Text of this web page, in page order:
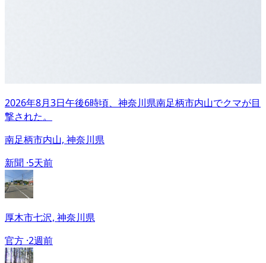
2026年8月3日午後6時頃、神奈川県南足柄市内山でクマが目
撃された。
南足柄市内山, 神奈川県
新聞 ·5天前
厚木市七沢, 神奈川県
官方 ·2週前